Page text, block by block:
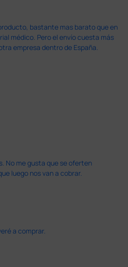
bastante mas barato que en
médico. Pero el envío cuesta más
empresa dentro de España.
No me gusta que se oferten
luego nos van a cobrar.
a comprar.